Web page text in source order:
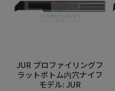
JUR プロファイリングフ
ラットボトム内穴ナイフ
モデル: JUR